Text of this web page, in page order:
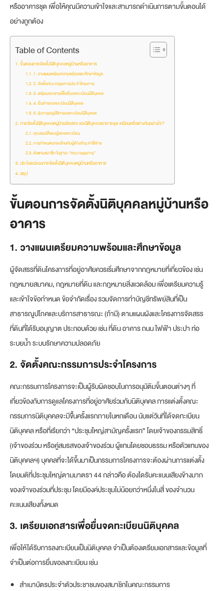
หรืออาคารชุด เพื่อให้คุณมีความเข้าใจและสามารถดำเนินการตามขั้นตอนได้
อย่างถูกต้อง
Table of Contents
ขั้นตอนการจัดตั้งนิติบุคคลหมู่บ้านหรืออาคาร
1. วางแผนเตรียมความพร้อมและศึกษาข้อมูล
2. จัดตั้งคณะกรรมการประจำโครงการ
3. เตรียมเอกสารเพื่อยื่นจดทะเบียนนิติบุคคล
4. ยื่นคำขอจดทะเบียนนิติบุคคล
5. รับการอนุมัติการจดทะเบียนนิติบุคคล
การจัดตั้งนิติบุคคลหมู่บ้านจัดสรร และนิติบุคคลอาคารชุด เหมือนหรือต่างกันอย่างไร?
คุณสมบัติของผู้ขอจดทะเบียน
การกำหนดบทลงโทษกับผู้ค้างชำระค่าใช้จ่าย
ตัวแทนสมาชิก ในฐานะ “คณะกรรมการ”
ประโยชน์ของการจัดตั้งนิติบุคคลหมู่บ้านหรืออาคาร
สรุป
ขั้นตอนการจัดตั้งนิติบุคคลหมู่บ้านหรือ
อาคาร
1. วางแผนเตรียมความพร้อมและศึกษาข้อมูล
ผู้จัดสรรที่ดินโครงการที่อยู่อาศัยควรเริ่มศึกษาจากกฎหมายที่เกี่ยวข้อง เช่น
กฎหมายสมาคม, กฎหมายที่ดิน และกฎหมายสิ่งแวดล้อม เพื่อเตรียมความรู้
และเข้าใจข้อกำหนด ข้อจำกัดเรื่อง รวมจัดการทำบัญชีทรัพย์สินที่เป็น
สาธารณูปโภคและบริการสาธารณะ (ถ้ามี) ตามแผนผังและโครงการจัดสรร
ที่ดินที่ได้รับอนุญาต ประกอบด้วย เช่น ที่ดิน อาคาร ถนน ไฟฟ้า ประปา ท่อ
ระบยน้ำ ระบบรักษาความปลอดภัย
2. จัดตั้งคณะกรรมการประจำโครงการ
คณะกรรมการโครงการจะเป็นผู้รับผิดชอบในการอนุมัติมขั้นตอนต่างๆ ที่
เกี่ยวข้องกับการดูแลโครงการที่อยู่อาศัยร่วมกับนิติบุคคล การแต่งตั้งคณะ
กรรมการนิติบุคคลจะมีขึั้นครั้งแรกภายในหกเดือน นับแต่วันที่ได้จดทะเบียน
นิติบุคคล หรือที่เรียกว่า “ประชุมใหญ่สามัญครั้งแรก” โดยเจ้าของกรรมสิทธิ์
(เจ้าของร่วม หรือคู่สมรสของเจ้าของร่วม ผู้แทนโดยชอบธรรม หรือตัวแทนของ
นิติบุคคลฯ) บุคคลที่จะได้ขึ้นมาเป็นกรรมการโครงการจะต้องผ่านการแต่งตั้ง
โดยมติที่ประชุมใหญ่ตามมาตรา 44 กล่าวคือ ต้องไดรับคะแนนเสียงข้างมาก
ของเจ้าของร่วมที่ประชุม โดยมีองค์ประชุมไม่น้อยกว่าหนึ่งในสี่ ของจํานวน
คะแนนเสียงทั้งหมด
3. เตรียมเอกสารเพื่อยื่นจดทะเบียนนิติบุคคล
เพื่อให้ได้รับการลงทะเบียนเป็นนิติบุคคล จำเป็นต้องเตรียมเอกสารและข้อมูลที่
จำเป็นต่อการยื่นขอลงทะเบียน เช่น
สำเนาบัตรประจำตัวประชาชนของสมาชิกในคณะกรรมการ